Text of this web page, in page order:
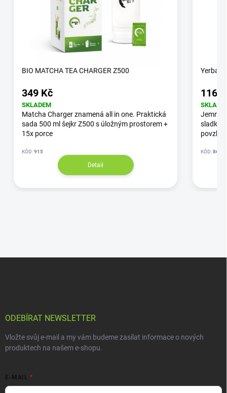
BIO MATCHA TEA CHARGER Z500
349 Kč
SKLADEM
Matcha Charger znamená all in one. Praktická
sada 500 ml šejkr Z500 s úložným prostorem +
15x porce
KÓD:915
Detail
Yerba
116
Jemná
sladká
KÓD:
ODEBÍRAT NEWSLETTER
Vložte svůj e-mail a my vám budeme zasílat informace o nových
produktech na našem e-shopu.
E-MAIL